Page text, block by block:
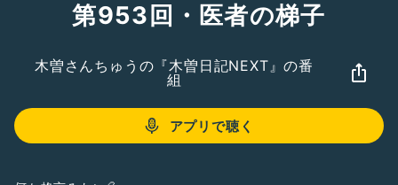
第953回・医者の梯子
木曽さんちゅうの『木曽日記NEXT』の番
組
アプリで聴く